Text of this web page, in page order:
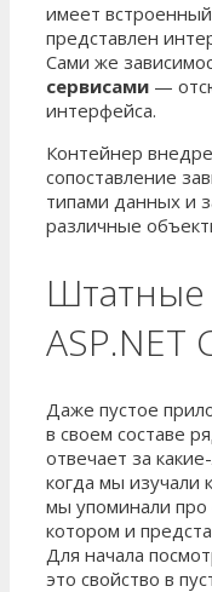
имеет
представлен
Сами же
сервисами —
интерфейса.
Контейнер
сопоставление
типами данных и
различные
Штатные
ASP.NET
Даже пустое
в своем составе
отвечает за
когда мы изучали
мы упоминали про
котором и
Для начала
это свойство в